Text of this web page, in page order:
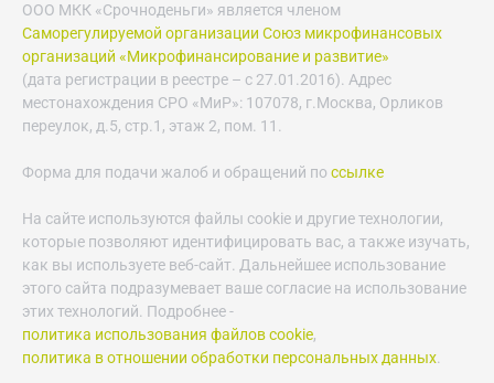
ООО МКК «Срочноденьги» является членом
Саморегулируемой организации Союз микрофинансовых
организаций «Микрофинансирование и развитие»
(дата регистрации в реестре – с 27.01.2016). Адрес
местонахождения СРО «МиР»: 107078, г.Москва, Орликов
переулок, д.5, стр.1, этаж 2, пом. 11.
Форма для подачи жалоб и обращений по ссылке
На сайте используются файлы cookie и другие технологии,
которые позволяют идентифицировать вас, а также изучать,
как вы используете веб-сайт. Дальнейшее использование
этого сайта подразумевает ваше согласие на использование
этих технологий. Подробнее -
политика использования файлов cookie,
политика в отношении обработки персональных данных